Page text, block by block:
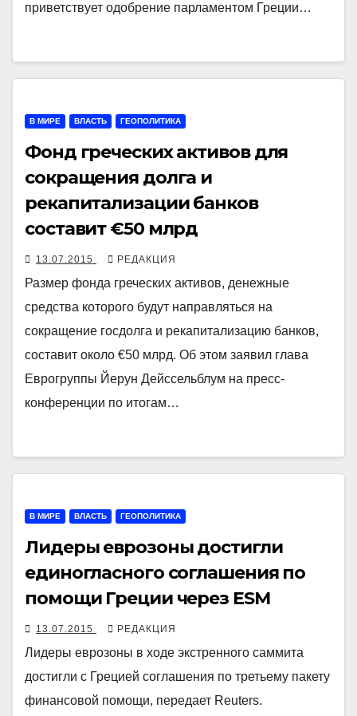
приветствует одобрение парламентом Греции…
В МИРЕ ВЛАСТЬ ГЕОПОЛИТИКА
Фонд греческих активов для
сокращения долга и
рекапитализации банков
составит €50 млрд
13.07.2015 РЕДАКЦИЯ
Размер фонда греческих активов, денежные
средства которого будут направляться на
сокращение госдолга и рекапитализацию банков,
составит около €50 млрд. Об этом заявил глава
Еврогруппы Йерун Дейссельблум на пресс-
конференции по итогам…
В МИРЕ ВЛАСТЬ ГЕОПОЛИТИКА
Лидеры еврозоны достигли
единогласного соглашения по
помощи Греции через ESM
13.07.2015 РЕДАКЦИЯ
Лидеры еврозоны в ходе экстренного саммита
достигли с Грецией соглашения по третьему пакету
финансовой помощи, передает Reuters.